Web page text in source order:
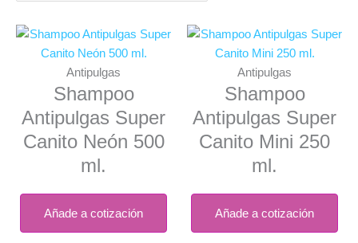
Antipulgas
Shampoo
Antipulgas Super
Canito Neón 500
ml.
Añade a cotización
Antipulgas
Shampoo
Antipulgas Super
Canito Mini 250
ml.
Añade a cotización